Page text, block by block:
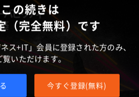
この続きは
（完全無料）です
ス+IT」会員に登録された方のみ、
覧いただけます。
今すぐ登録(無料)